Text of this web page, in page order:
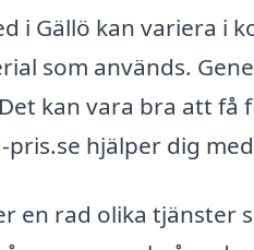
i Gällö kan variera i
som används.
kan vara bra att
pris.se hjälper dig
en rad olika tjänster